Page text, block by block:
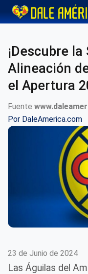
¡Descubre
Alineación
el Apertura
Fuente
Por DaleAmerica.com
23 de Junio de 2024
Las Águilas del